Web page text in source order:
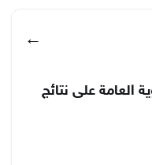
←
العامة على نتائج